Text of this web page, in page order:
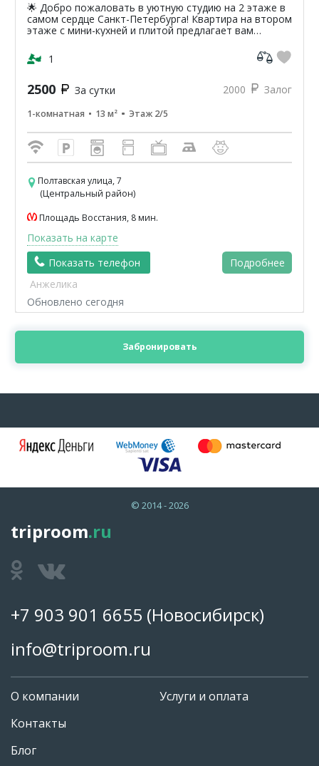
🌟 Добро пожаловать в уютную студию на 2 этаже в
самом сердце Санкт-Петербурга! Квартира на втором
этаже с мини-кухней и плитой предлагает вам
классики...
1
2500 За сутки 2000 Залог
1-комнатная 13 м² Этаж 2/5
Полтавская улица, 7
(Центральный район)
Площадь Восстания, 8 мин.
Показать на карте
Показать телефон
Подробнее
Анжелика
Обновлено сегодня
Забронировать
© 2014 - 2026
triproom.ru
+7 903 901 6655 (Новосибирск)
info@triproom.ru
О компании
Контакты
Блог
Услуги и оплата